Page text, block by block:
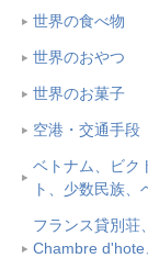
世界の食べ物
世界のおやつ
世界のお菓子
空港・交通手段
ベトナム、ビク
ト、少数民族
フランス貸別荘
Chambre d'hote